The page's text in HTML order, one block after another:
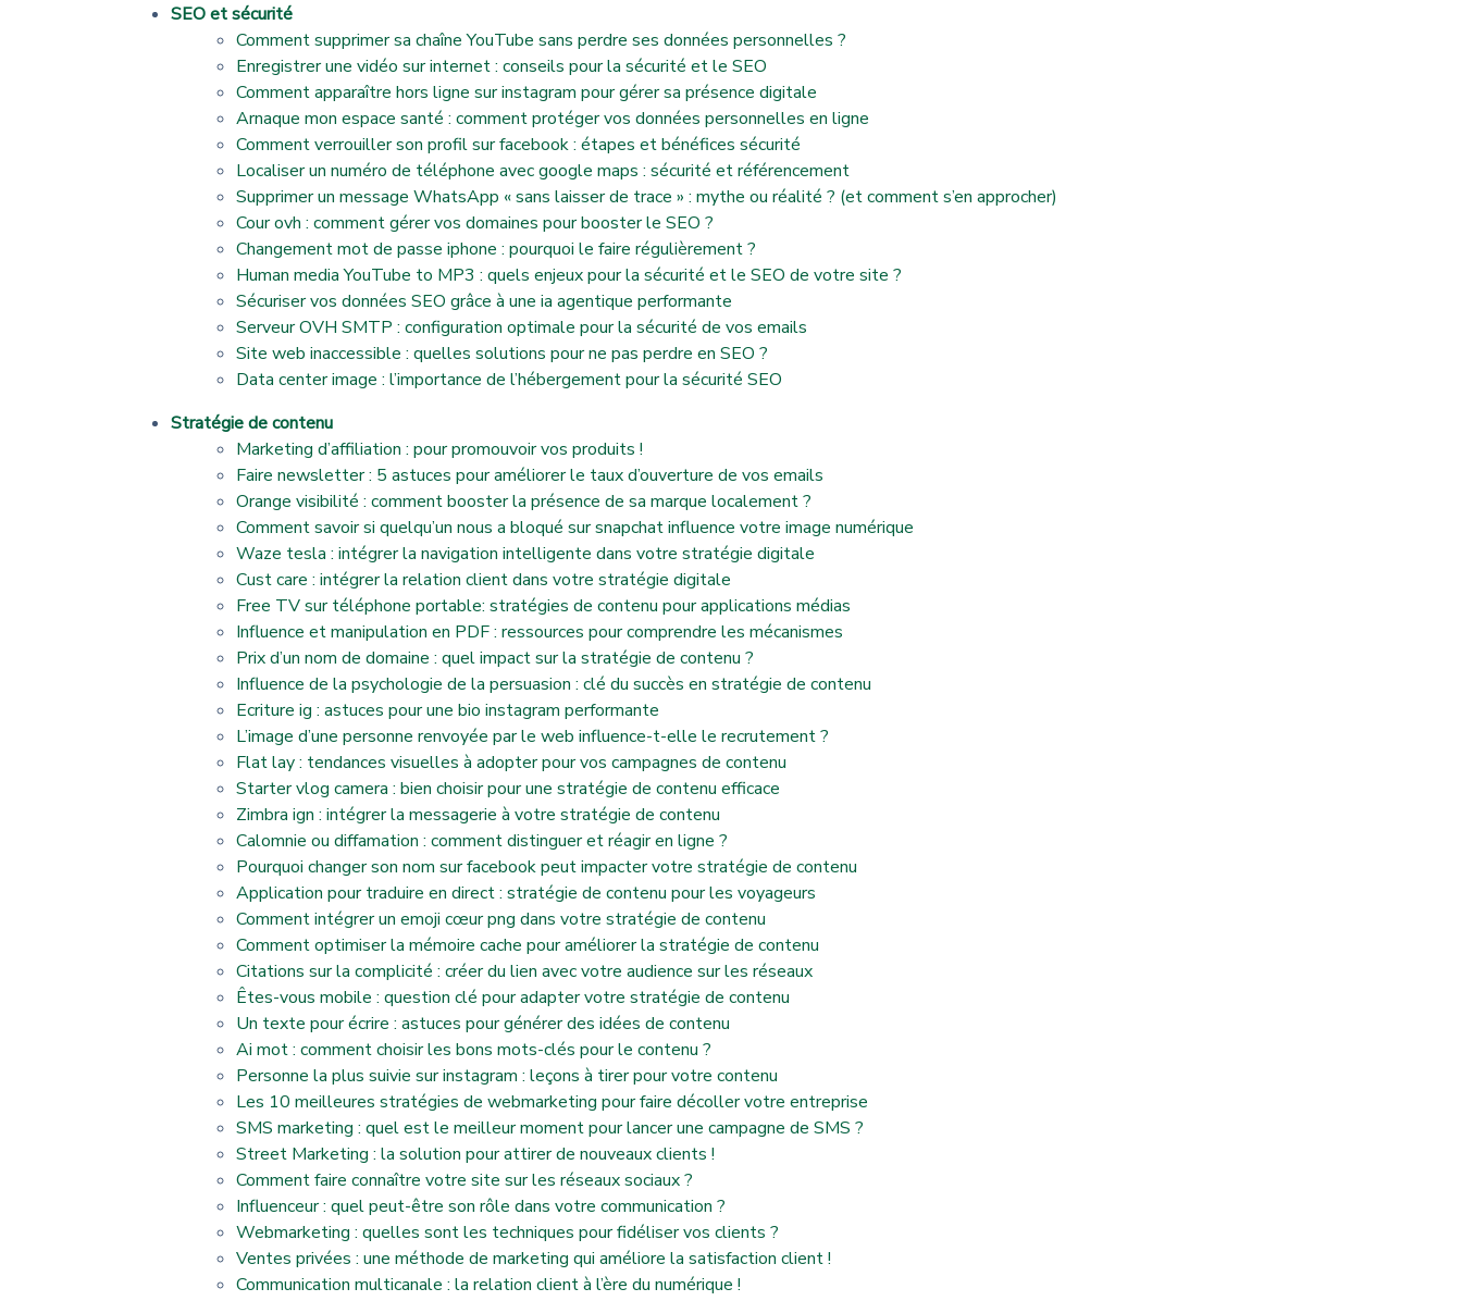
SEO et sécurité
Comment supprimer sa chaîne YouTube sans perdre ses données personnelles ?
Enregistrer une vidéo sur internet : conseils pour la sécurité et le SEO
Comment apparaître hors ligne sur instagram pour gérer sa présence digitale
Arnaque mon espace santé : comment protéger vos données personnelles en ligne
Comment verrouiller son profil sur facebook : étapes et bénéfices sécurité
Localiser un numéro de téléphone avec google maps : sécurité et référencement
Supprimer un message WhatsApp « sans laisser de trace » : mythe ou réalité ? (et comment s’en approcher)
Cour ovh : comment gérer vos domaines pour booster le SEO ?
Changement mot de passe iphone : pourquoi le faire régulièrement ?
Human media YouTube to MP3 : quels enjeux pour la sécurité et le SEO de votre site ?
Sécuriser vos données SEO grâce à une ia agentique performante
Serveur OVH SMTP : configuration optimale pour la sécurité de vos emails
Site web inaccessible : quelles solutions pour ne pas perdre en SEO ?
Data center image : l’importance de l’hébergement pour la sécurité SEO
Stratégie de contenu
Marketing d’affiliation : pour promouvoir vos produits !
Faire newsletter : 5 astuces pour améliorer le taux d’ouverture de vos emails
Orange visibilité : comment booster la présence de sa marque localement ?
Comment savoir si quelqu’un nous a bloqué sur snapchat influence votre image numérique
Waze tesla : intégrer la navigation intelligente dans votre stratégie digitale
Cust care : intégrer la relation client dans votre stratégie digitale
Free TV sur téléphone portable: stratégies de contenu pour applications médias
Influence et manipulation en PDF : ressources pour comprendre les mécanismes
Prix d’un nom de domaine : quel impact sur la stratégie de contenu ?
Influence de la psychologie de la persuasion : clé du succès en stratégie de contenu
Ecriture ig : astuces pour une bio instagram performante
L’image d’une personne renvoyée par le web influence-t-elle le recrutement ?
Flat lay : tendances visuelles à adopter pour vos campagnes de contenu
Starter vlog camera : bien choisir pour une stratégie de contenu efficace
Zimbra ign : intégrer la messagerie à votre stratégie de contenu
Calomnie ou diffamation : comment distinguer et réagir en ligne ?
Pourquoi changer son nom sur facebook peut impacter votre stratégie de contenu
Application pour traduire en direct : stratégie de contenu pour les voyageurs
Comment intégrer un emoji cœur png dans votre stratégie de contenu
Comment optimiser la mémoire cache pour améliorer la stratégie de contenu
Citations sur la complicité : créer du lien avec votre audience sur les réseaux
Êtes-vous mobile : question clé pour adapter votre stratégie de contenu
Un texte pour écrire : astuces pour générer des idées de contenu
Ai mot : comment choisir les bons mots-clés pour le contenu ?
Personne la plus suivie sur instagram : leçons à tirer pour votre contenu
Les 10 meilleures stratégies de webmarketing pour faire décoller votre entreprise
SMS marketing : quel est le meilleur moment pour lancer une campagne de SMS ?
Street Marketing : la solution pour attirer de nouveaux clients !
Comment faire connaître votre site sur les réseaux sociaux ?
Influenceur : quel peut-être son rôle dans votre communication ?
Webmarketing : quelles sont les techniques pour fidéliser vos clients ?
Ventes privées : une méthode de marketing qui améliore la satisfaction client !
Communication multicanale : la relation client à l’ère du numérique !